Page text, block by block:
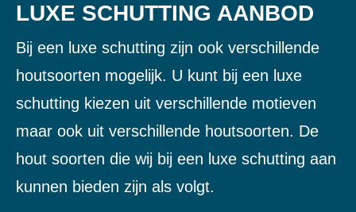
LUXE SCHUTTING AANBOD
Bij een luxe schutting zijn ook verschillende
houtsoorten mogelijk. U kunt bij een luxe
schutting kiezen uit verschillende motieven
maar ook uit verschillende houtsoorten. De
hout soorten die wij bij een luxe schutting aan
kunnen bieden zijn als volgt.